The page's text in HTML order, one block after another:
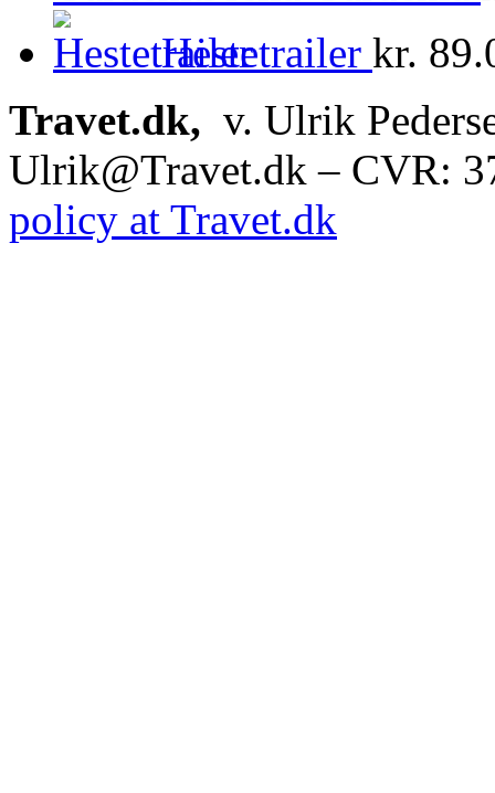
Hestetrailer kr.
Travet.dk, v. Ulrik
Ulrik@Travet.dk – CVR:
policy at Travet.dk